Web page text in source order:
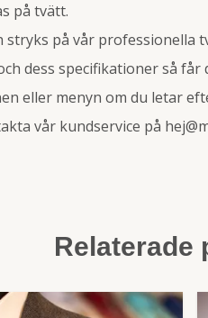
på tvätt.
stryks på vår professionella
dess specifikationer så
eller menyn om du letar
vår kundservice på
Relaterade